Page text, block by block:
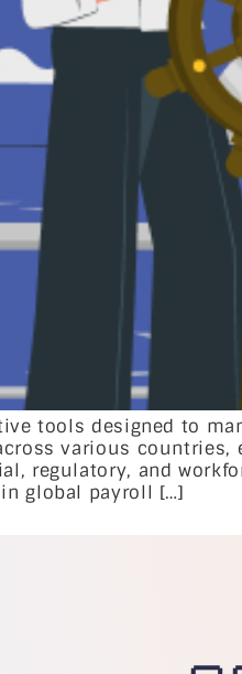
tools designed to
various
regulatory, and
global payroll […]